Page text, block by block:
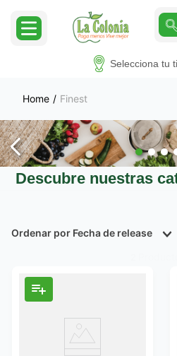
Selecciona tu
Finest
Descubre nuestras
Ordenar por Fecha de release